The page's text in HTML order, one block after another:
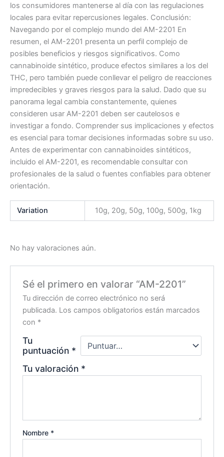
los consumidores mantenerse al día con las regulaciones
locales para evitar repercusiones legales. Conclusión:
Navegando por el complejo mundo del AM-2201 En
resumen, el AM-2201 presenta un perfil complejo de
posibles beneficios y riesgos significativos. Como
cannabinoide sintético, produce efectos similares a los del
THC, pero también puede conllevar el peligro de reacciones
impredecibles y graves riesgos para la salud. Dado que su
panorama legal cambia constantemente, quienes
consideren usar AM-2201 deben ser cautelosos e
investigar a fondo. Comprender sus implicaciones y efectos
es esencial para tomar decisiones informadas sobre su uso.
Antes de experimentar con cannabinoides sintéticos,
incluido el AM-2201, es recomendable consultar con
profesionales de la salud o fuentes confiables para obtener
orientación.
Variation 10g, 20g, 50g, 100g, 500g, 1kg
No hay valoraciones aún.
Sé el primero en valorar “AM-2201”
Tu dirección de correo electrónico no será
publicada. Los campos obligatorios están marcados
con *
Tu
puntuación *
Tu valoración *
Nombre *